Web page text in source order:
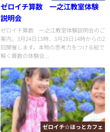
ゼロイチ算数 一之江教室体験
説明会
ゼロイチ算数 一之江教室体験説明会のご
案内。3月24日13時、3月28日14時からの2
回開催します。本物の思考力をつける絵で
解く算数の体験会...
ゼロイチ☆ほっとカフェ